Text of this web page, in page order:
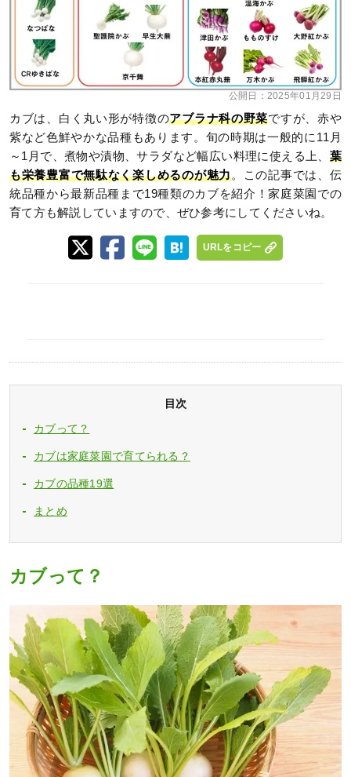
公開日： 2025年01月29日
カブは、白く丸い形が特徴のアブラナ科の野菜ですが、赤や
紫など色鮮やかな品種もあります。旬の時期は一般的に11月
～1月で、煮物や漬物、サラダなど幅広い料理に使える上、 葉
も栄養豊富で無駄なく楽しめるのが魅力。この記事では、伝
統品種から最新品種まで19種類のカブを紹介！家庭菜園での
育て方も解説していますので、ぜひ参考にしてくださいね。
URLをコピー
目次
カブって？
カブは家庭菜園で育てられる？
カブの品種19選
まとめ
カブって？